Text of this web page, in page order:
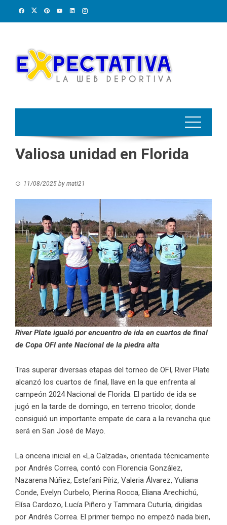
Valiosa unidad en Florida
11/08/2025 by mati21
River Plate igualó por encuentro de ida en cuartos de final
de Copa OFI ante Nacional de la piedra alta
Tras superar diversas etapas del torneo de OFI, River Plate
alcanzó los cuartos de final, llave en la que enfrenta al
campeón 2024 Nacional de Florida. El partido de ida se
jugó en la tarde de domingo, en terreno tricolor, donde
consiguió un importante empate de cara a la revancha que
será en San José de Mayo.
La oncena inicial en «La Calzada», orientada técnicamente
por Andrés Correa, contó con Florencia González,
Nazarena Núñez, Estefani Píriz, Valeria Álvarez, Yuliana
Conde, Evelyn Curbelo, Pierina Rocca, Eliana Arechichú,
Elísa Cardozo, Lucía Piñero y Tammara Cuturía, dirigidas
por Andrés Correa. El primer tiempo no empezó nada bien,